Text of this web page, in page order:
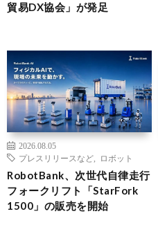
貿易DX協会」が発足
2026.08.05
プレスリリースなど
ロボット
RobotBank、次世代自律走行
フォークリフト「StarFork
1500」の販売を開始